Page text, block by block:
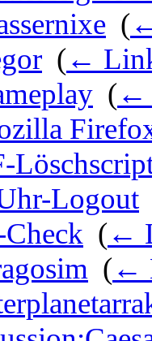
(
(←
(←
Logout
(←
(←